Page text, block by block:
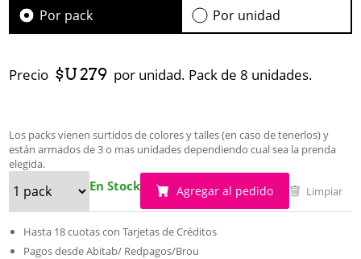
Por pack Por unidad
Precio $U 279 por unidad. Pack de 8 unidades.
Los packs vienen surtidos de colores y talles (en caso de tenerlos) y
están armados de 3 o mas unidades dependiendo cual sea la prenda
elegida.
En Stock Agregar al pedido Limpiar
Hasta 18 cuotas con Tarjetas de Créditos
Pagos desde Abitab/ Redpagos/Brou